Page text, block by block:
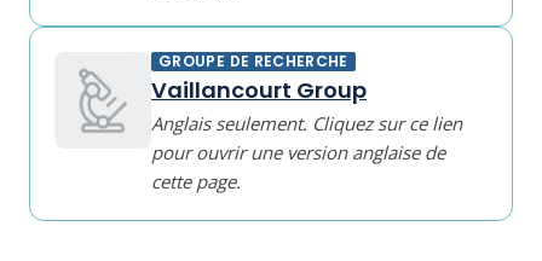
GROUPE DE RECHERCHE
Vaillancourt Group
Anglais seulement. Cliquez sur ce lien
pour ouvrir une version anglaise de
cette page.